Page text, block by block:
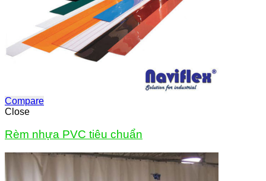
Compare
Close
Rèm nhựa PVC tiêu chuẩn